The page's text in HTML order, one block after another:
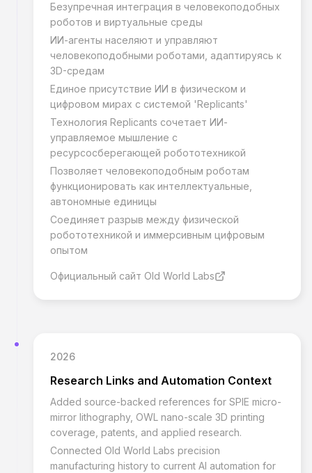
Безупречная интеграция в человекоподобных
роботов и виртуальные среды
ИИ-агенты населяют и управляют
человекоподобными роботами, адаптируясь к
3D-средам
Единое присутствие ИИ в физическом и
цифровом мирах с системой 'Replicants'
Технология Replicants сочетает ИИ-
управляемое мышление с
ресурсосберегающей робототехникой
Позволяет человекоподобным роботам
функционировать как интеллектуальные,
автономные единицы
Соединяет разрыв между физической
робототехникой и иммерсивным цифровым
опытом
Официальный сайт Old World Labs
2026
Research Links and Automation Context
Added source-backed references for SPIE micro-
mirror lithography, OWL nano-scale 3D printing
coverage, patents, and applied research.
Connected Old World Labs precision
manufacturing history to current AI automation for